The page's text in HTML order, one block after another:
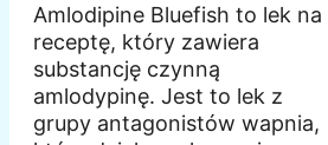
Amlodipine Bluefish to lek na
receptę, który zawiera
substancję czynną
amlodypinę. Jest to lek z
grupy antagonistów wapnia,